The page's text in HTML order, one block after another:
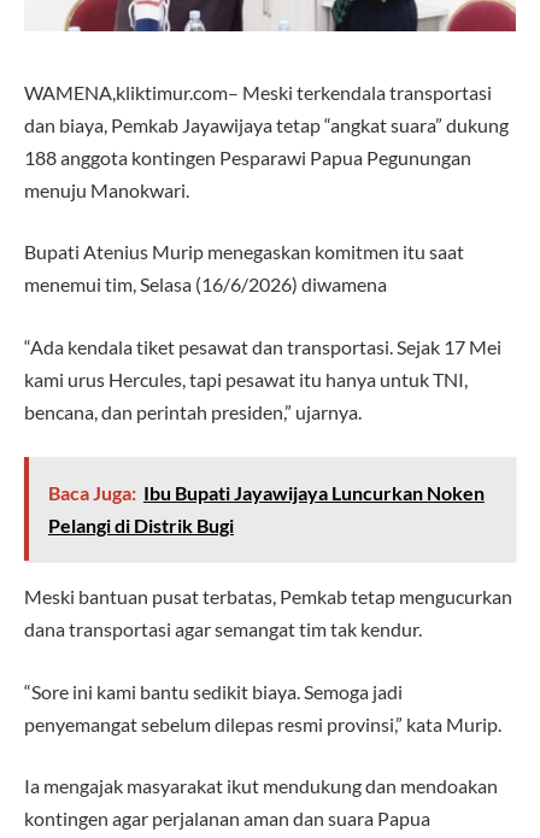
WAMENA,kliktimur.com– Meski terkendala transportasi
dan biaya, Pemkab Jayawijaya tetap “angkat suara” dukung
188 anggota kontingen Pesparawi Papua Pegunungan
menuju Manokwari.
Bupati Atenius Murip menegaskan komitmen itu saat
menemui tim, Selasa (16/6/2026) diwamena
“Ada kendala tiket pesawat dan transportasi. Sejak 17 Mei
kami urus Hercules, tapi pesawat itu hanya untuk TNI,
bencana, dan perintah presiden,” ujarnya.
Baca Juga: Ibu Bupati Jayawijaya Luncurkan Noken
Pelangi di Distrik Bugi
Meski bantuan pusat terbatas, Pemkab tetap mengucurkan
dana transportasi agar semangat tim tak kendur.
“Sore ini kami bantu sedikit biaya. Semoga jadi
penyemangat sebelum dilepas resmi provinsi,” kata Murip.
Ia mengajak masyarakat ikut mendukung dan mendoakan
kontingen agar perjalanan aman dan suara Papua